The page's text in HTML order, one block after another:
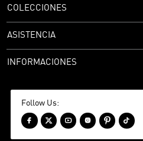
COLECCIONES
ASISTENCIA
INFORMACIONES
Follow Us:
     